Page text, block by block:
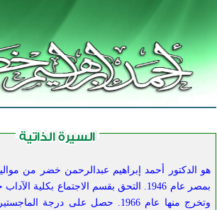
هو الدكتور أحمد إبراهيم عبدالرحمن خضر من
وتخرج منها عام 1966. حصل على درجة